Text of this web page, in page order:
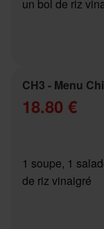
un bol de riz
CH3 - Menu
18.80 €
1 soupe, 1
de riz vinaigré